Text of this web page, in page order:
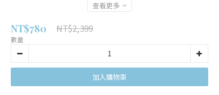
查看更多
NT$780 NT$2,399
數量
加入購物車